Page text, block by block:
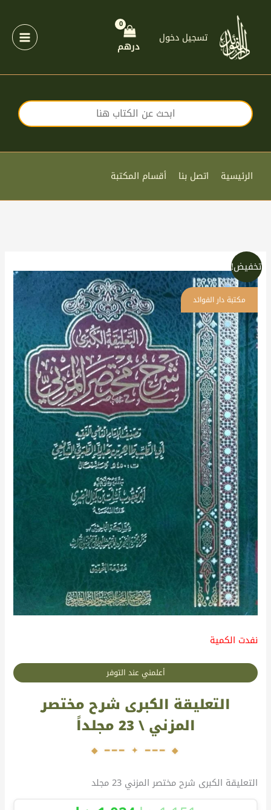
المحتوى
تسجيل دخول
درهم
الرئيسية اتصل بنا أقسام المكتبة
تخفيض!
التعليقة الكبرى شرح مختصر
المزني \ 23 مجلداً
التعليقة الكبرى شرح مختصر المزني 23 مجلد
نفدت الكمية
أعلمني عند التوفر
الأصلي
هو:
1,151 د.إ.
الحالي
هو:
1,024 د.إ.